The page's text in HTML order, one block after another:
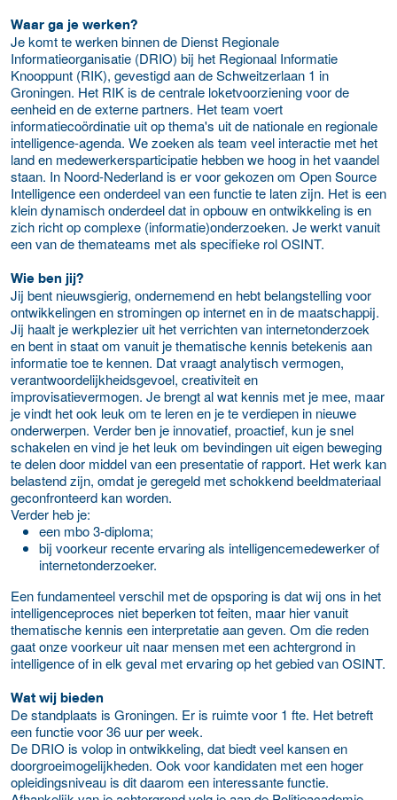
Waar ga je werken?
Je komt te werken binnen de Dienst Regionale
Informatieorganisatie (DRIO) bij het Regionaal Informatie
Knooppunt (RIK), gevestigd aan de Schweitzerlaan 1 in
Groningen. Het RIK is de centrale loketvoorziening voor de
eenheid en de externe partners. Het team voert
informatiecoördinatie uit op thema's uit de nationale en regionale
intelligence-agenda. We zoeken als team veel interactie met het
land en medewerkersparticipatie hebben we hoog in het vaandel
staan. In Noord-Nederland is er voor gekozen om Open Source
Intelligence een onderdeel van een functie te laten zijn. Het is een
klein dynamisch onderdeel dat in opbouw en ontwikkeling is en
zich richt op complexe (informatie)onderzoeken. Je werkt vanuit
een van de themateams met als specifieke rol OSINT.
Wie ben jij?
Jij bent nieuwsgierig, ondernemend en hebt belangstelling voor
ontwikkelingen en stromingen op internet en in de maatschappij.
Jij haalt je werkplezier uit het verrichten van internetonderzoek
en bent in staat om vanuit je thematische kennis betekenis aan
informatie toe te kennen. Dat vraagt analytisch vermogen,
verantwoordelijkheidsgevoel, creativiteit en
improvisatievermogen. Je brengt al wat kennis met je mee, maar
je vindt het ook leuk om te leren en je te verdiepen in nieuwe
onderwerpen. Verder ben je innovatief, proactief, kun je snel
schakelen en vind je het leuk om bevindingen uit eigen beweging
te delen door middel van een presentatie of rapport. Het werk kan
belastend zijn, omdat je geregeld met schokkend beeldmateriaal
geconfronteerd kan worden.
Verder heb je:
een mbo 3-diploma;
bij voorkeur recente ervaring als intelligencemedewerker of
internetonderzoeker.
Een fundamenteel verschil met de opsporing is dat wij ons in het
intelligenceproces niet beperken tot feiten, maar hier vanuit
thematische kennis een interpretatie aan geven. Om die reden
gaat onze voorkeur uit naar mensen met een achtergrond in
intelligence of in elk geval met ervaring op het gebied van OSINT.
Wat wij bieden
De standplaats is Groningen. Er is ruimte voor 1 fte. Het betreft
een functie voor 36 uur per week.
De DRIO is volop in ontwikkeling, dat biedt veel kansen en
doorgroeimogelijkheden. Ook voor kandidaten met een hoger
opleidingsniveau is dit daarom een interessante functie.